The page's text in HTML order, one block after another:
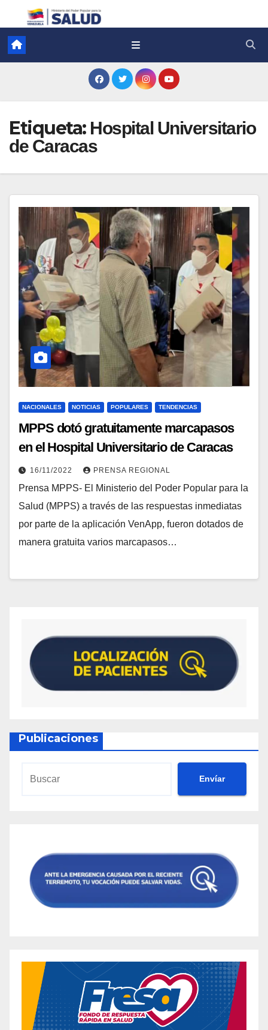
Etiqueta: Hospital Universitario
de Caracas
NACIONALES NOTICIAS POPULARES TENDENCIAS
MPPS dotó gratuitamente marcapasos
en el Hospital Universitario de Caracas
16/11/2022 PRENSA REGIONAL
Prensa MPPS- El Ministerio del Poder Popular para la
Salud (MPPS) a través de las respuestas inmediatas
por parte de la aplicación VenApp, fueron dotados de
manera gratuita varios marcapasos…
Publicaciones
Envíar